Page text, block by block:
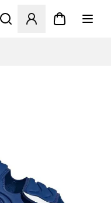
ein neues Fenster